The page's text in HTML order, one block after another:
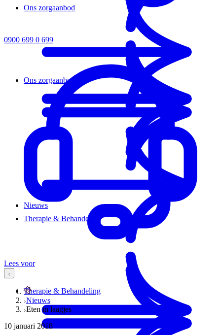
Ons zorgaanbod
Therapie & Behandeling
Ons zorgaanbod
Therapie & Behandeling
Nieuws
0900 699 0 699
Lees voor
Nieuws
Eten in laagjes
10 januari 2018